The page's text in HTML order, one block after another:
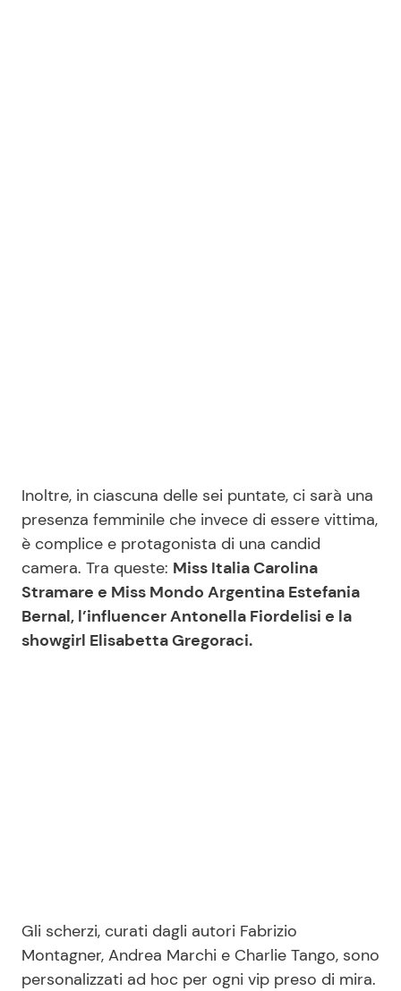
Inoltre, in ciascuna delle sei puntate, ci sarà una
presenza femminile che invece di essere vittima,
è complice e protagonista di una candid
camera. Tra queste: Miss Italia Carolina
Stramare e Miss Mondo Argentina Estefania
Bernal, l’influencer Antonella Fiordelisi e la
showgirl Elisabetta Gregoraci.
Gli scherzi, curati dagli autori Fabrizio
Montagner, Andrea Marchi e Charlie Tango, sono
personalizzati ad hoc per ogni vip preso di mira.